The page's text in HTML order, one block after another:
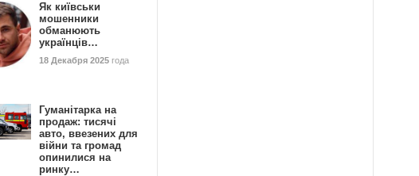
Як київськи
мошенники
обманюють
українців…
18 Декабря 2025 года
Гуманітарка на
продаж: тисячі
авто, ввезених для
війни та громад
опинилися на
ринку…